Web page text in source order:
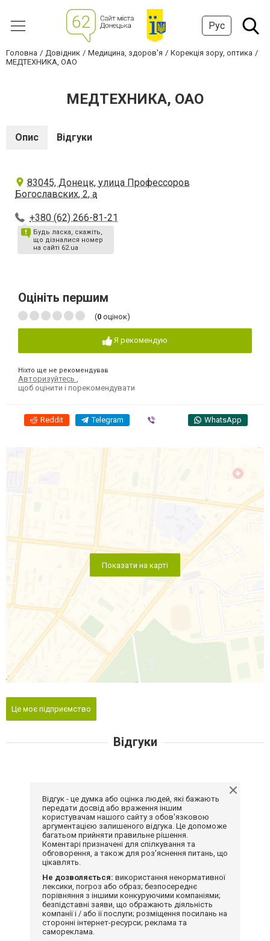
Рус
Головна Довідник Медицина, здоров'я
Корекція зору, оптика
МЕДТЕХНИКА, ОАО
МЕДТЕХНИКА, ОАО
Опис Відгуки
83045, Донецк, улица Профессоров
Богославских, 2, а
+380 (62) 266-81-21
Будь ласка, скажіть,
що дізналися номер
на сайті 62.ua
Оцініть першим
(0 оцінок)
Я рекомендую
Ніхто ще не рекомендував
Авторизуйтесь
щоб оцінити і порекомендувати
Reddit Telegram WhatsApp
Показати на карті
Це моє підприємство
Відгуки
Відгук - це думка або оцінка людей, які бажають
передати досвід або враження іншим
користувачам нашого сайту з обов'язковою
аргументацією залишеного відгука. Це допоможе
багатьом прийняти правильне рішення.
Коментарі призначені для спілкування та
обговорення, а також для роз'яснення питань, що
цікавлять.
Не дозволяється: використання ненормативної
лексики, погроз або образ; безпосереднє
порівняння з іншими конкуруючими компаніями;
безпідставні заяви, що ображають діяльність
компанії і / або її послуги; розміщення посилань на
сторонні інтернет-ресурси; реклама та
самореклама.